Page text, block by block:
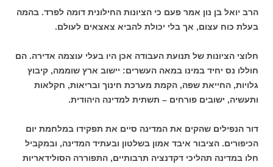
הרב יואל בן נון אמר פעם כי הציונות החילונית דומה לפרד. בהמה
בעלת כוח עצום, אך בלי יכולת להביא צאצאים לעולם.
חלוצי הציונות של תנועת העבודה אכן היו בעלי עוצמה אדירה. הם
חוללו נס יחיד במינו במאה העשרים: יישוב ארץ שוממה, קיבוץ
גלויות, החייאת שפה, הקמת מערכת חינוך ובריאות, חקלאות
ותעשיה, ישובים פורחים – תשתית למדינה היהודית.
דור הנפילים שהקים את המדינה סיים את תפקידו במלחמת יום
הכיפורים. הציבור איבד אמון בשלטון ובעתיד המדינה, ובמקביל
חלו במדינה תהליכי דקדנציה תרבותיים, התפוררה הסולידאריות